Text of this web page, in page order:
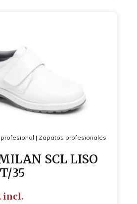
| Zapatos profesionales
SCL LISO
35
incl.